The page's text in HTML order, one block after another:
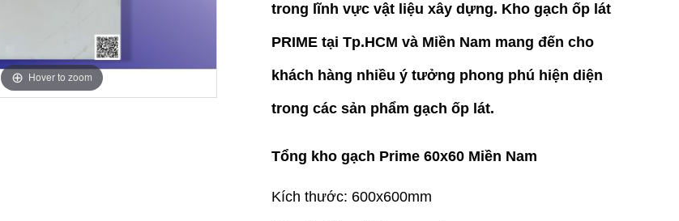
Hover to zoom
trong lĩnh vực vật liệu xây dựng. Kho gạch ốp lát
PRIME tại Tp.HCM và Miền Nam mang đến cho
khách hàng nhiều ý tưởng phong phú hiện diện
trong các sản phẩm gạch ốp lát.
Tổng kho gạch Prime 60x60 Miền Nam
Kích thước: 600x600mm